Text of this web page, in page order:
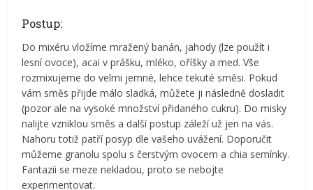
Postup:
Do mixéru vložíme mražený banán, jahody (lze použít i
lesní ovoce), acai v prášku, mléko, oříšky a med. Vše
rozmixujeme do velmi jemné, lehce tekuté směsi. Pokud
vám směs přijde málo sladká, můžete ji následně dosladit
(pozor ale na vysoké množství přidaného cukru). Do misky
nalijte vzniklou směs a další postup záleží už jen na vás.
Nahoru totiž patří posyp dle vašeho uvážení. Doporučit
můžeme granolu spolu s čerstvým ovocem a chia semínky.
Fantazii se meze nekladou, proto se nebojte
experimentovat.